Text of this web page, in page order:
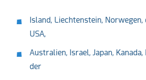
Island, Liechtenstein, Norwegen,
USA,
Australien, Israel, Japan,
der